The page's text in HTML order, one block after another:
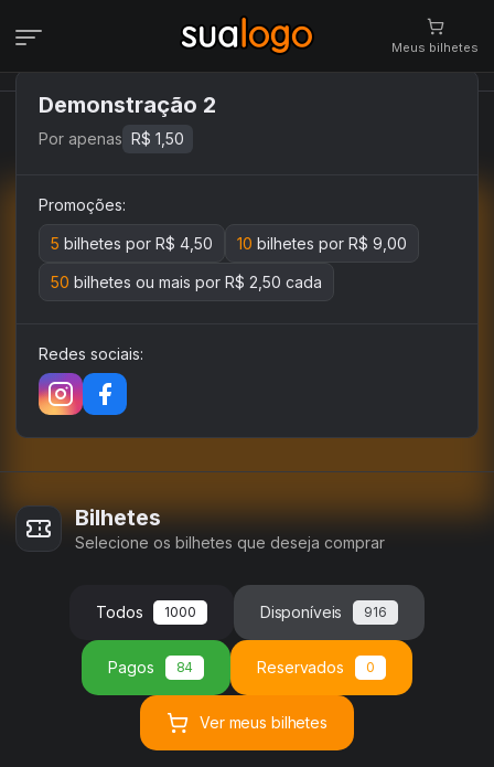
Meus bilhetes
seus bilhetes
Veja todas as campanhas disponíveis
Consultar pedidos
Veja todos os seus pedidos
Contato
Fale conosco pelo WhatsApp
Meus bilhetes
Demonstração 2
Por apenas R$ 1,50
Promoções:
5 bilhetes por R$ 4,50 10 bilhetes por R$ 9,00
50 bilhetes ou mais por R$ 2,50 cada
Redes sociais:
Bilhetes
Selecione os bilhetes que deseja comprar
Todos 1000 Disponíveis 916
Pagos 84 Reservados 0
Ver meus bilhetes